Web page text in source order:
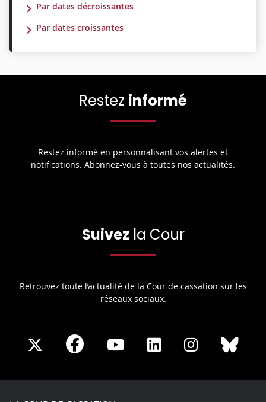
Par dates décroissantes
Par dates croissantes
Restez informé
Restez informé en personnalisant vos alertes et
notifications. Abonnez-vous à toutes nos actualités.
Suivez la Cour
Retrouvez toute l’actualité de la Cour de cassation sur les
réseaux sociaux.
Share
X
Share
Facebook
Share
Youtube
Share
LinkedIn
Share
Instagram